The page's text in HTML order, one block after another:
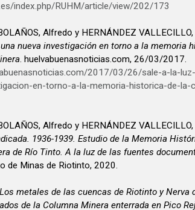
index.php/RUHM/article/view/202/173
Alfredo y HERNÁNDEZ VALLECILLO,
nueva investigación en torno a la memoria
. huelvabuenasnoticias.com, 26/03/2017.
2017/03/26/sale-a-la-
en-torno-a-la-memoria-historica-de-la-
Alfredo y HERNÁNDEZ VALLECILLO,
1936-1939. Estudio de la Memoria
de Río Tinto. A la luz de las fuentes
de Minas de Riotinto, 2020.
Los metales de las cuencas de Riotinto y Nerva
de la Columna Minera enterrada en Pico